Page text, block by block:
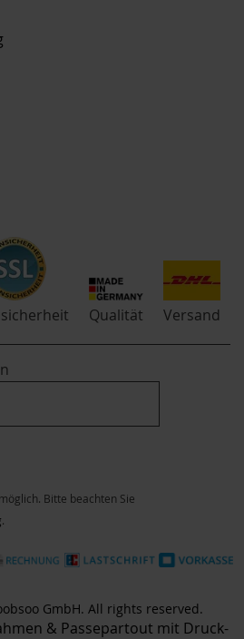
Qualität Versand
Bitte beachten Sie
.
GmbH. All rights reserved.
& Passepartout mit Druck-